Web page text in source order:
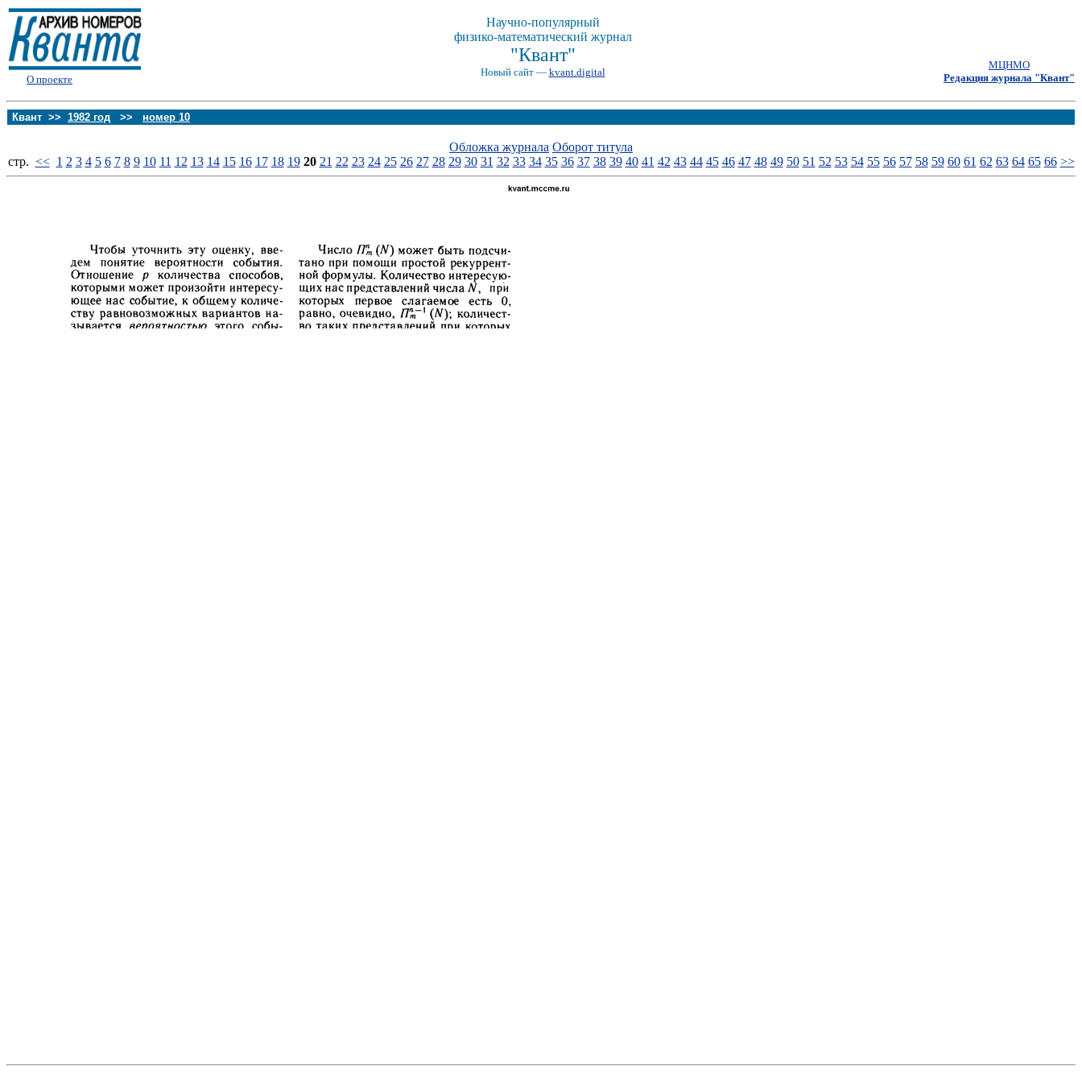
О проекте
Научно-популярный
физико-математический журнал
"Квант"
Новый сайт — kvant.digital
МЦНМО
Редакция журнала "Квант"
Квант >> 1982 год >> номер 10
Обложка журнала Оборот титула
стp. << 1 2 3 4 5 6 7 8 9 10 11 12 13 14 15 16 17 18 19 20 21 22 23 24 25 26 27 28 29 30 31 32 33 34 35 36 37 38 39 40 41 42 43 44 45 46 47 48 49 50 51 52 53 54 55 56 57 58 59 60 61 62 63 64 65 66 >>